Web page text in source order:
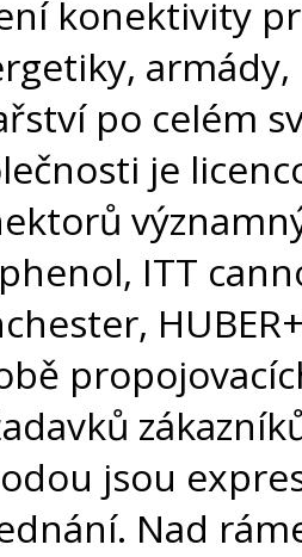
konektivity
po celém
je
ITT
jsou
Nad